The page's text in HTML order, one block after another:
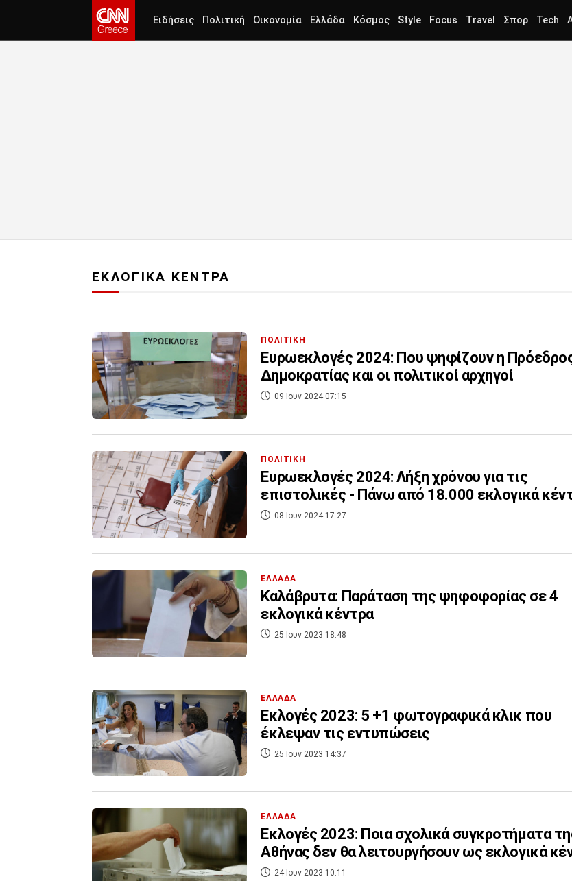
Ειδήσεις Πολιτική Οικονομία Ελλάδα Κόσμος Style Focus Travel Σπορ Tech
ΕΚΛΟΓΙΚΑ ΚΕΝΤΡΑ
ΠΟΛΙΤΙΚΗ
Ευρωεκλογές 2024: Που ψηφίζουν η
Δημοκρατίας και οι πολιτικοί αρχηγοί
09 Ιουν 2024 07:15
ΠΟΛΙΤΙΚΗ
Ευρωεκλογές 2024: Λήξη χρόνου για τις
επιστολικές - Πάνω από 18.000 εκλογικά
08 Ιουν 2024 17:27
ΕΛΛΑΔΑ
Καλάβρυτα: Παράταση της ψηφοφορίας σε 4
εκλογικά κέντρα
25 Ιουν 2023 18:48
ΕΛΛΑΔΑ
Εκλογές 2023: 5 +1 φωτογραφικά κλικ που
έκλεψαν τις εντυπώσεις
25 Ιουν 2023 14:37
ΕΛΛΑΔΑ
Εκλογές 2023: Ποια σχολικά συγκροτήματα
Αθήνας δεν θα λειτουργήσουν ως εκλογικά
24 Ιουν 2023 10:11